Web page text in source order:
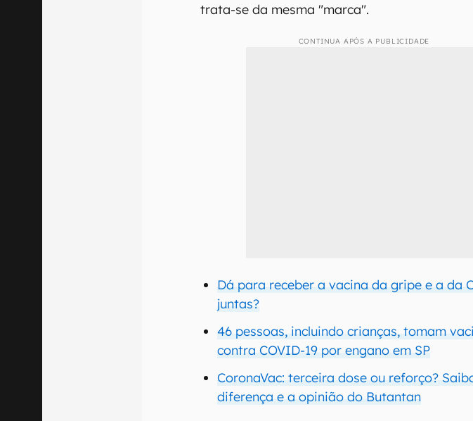
trata-se da mesma "marca".
CONTINUA APÓS A PUBLICIDADE
Dá para receber a vacina da gripe e a da
juntas?
46 pessoas, incluindo crianças, tomam
contra COVID-19 por engano em SP
CoronaVac: terceira dose ou reforço?
diferença e a opinião do Butantan